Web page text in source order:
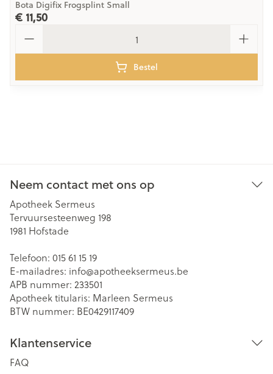
Bota Digifix Frogsplint Small
€ 11,50
Bestel
Neem contact met ons op
Apotheek Sermeus
Tervuursesteenweg 198
1981 Hofstade
Telefoon: 015 61 15 19
E-mailadres: info@apotheeksermeus.be
APB nummer: 233501
Apotheek titularis: Marleen Sermeus
BTW nummer: BE0429117409
Klantenservice
FAQ